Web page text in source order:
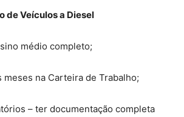
de Veículos a Diesel
médio completo;
meses na Carteira de Trabalho;
– ter documentação completa